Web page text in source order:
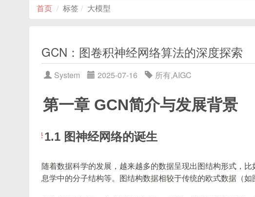
首页 标签 大模型
GCN：图卷积神经网络算法的深度探索
System 2025-07-16 所有,AIGC
第一章 GCN简介与发展背景
1.1 图神经网络的诞生
随着数据科学的发展，越来越多的数据呈现出图结构形式，
息学中的分子结构等。图结构数据相较于传统的欧式数据（如